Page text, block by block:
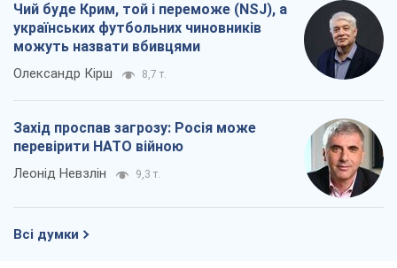
Чий буде Крим, той і переможе (NSJ), а
українських футбольних чиновників
можуть назвати вбивцями
Олександр Кірш 8,7 т.
Захід проспав загрозу: Росія може
перевірити НАТО війною
Леонід Невзлін 9,3 т.
Всі думки